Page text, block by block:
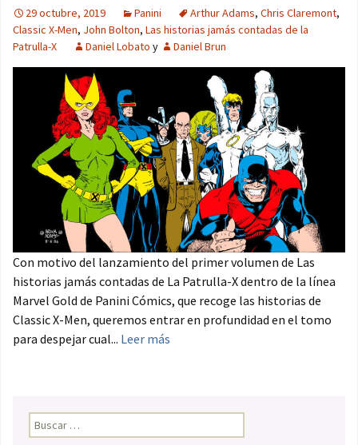
29 octubre, 2019 Panini Arthur Adams, Chris Claremont,
Classic X-Men, John Bolton, Las historias jamás contadas de la
Patrulla-X
Daniel Lobato y Daniel Brun
Con motivo del lanzamiento del primer volumen de Las
historias jamás contadas de La Patrulla-X dentro de la línea
Marvel Gold de Panini Cómics, que recoge las historias de
Classic X-Men, queremos entrar en profundidad en el tomo
para despejar cual... Leer más
Buscar: